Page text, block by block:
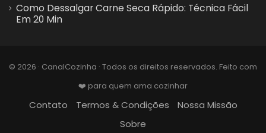
Como Dessalgar Carne Seca Rápido: Técnica Fácil
Em 20 Min
© 2026 · CanalCozinha · Todos os direitos reservados. Feito com
❤️ para quem ama cozinhar
Contato Termos & Condições
Nossa Missão
Sobre